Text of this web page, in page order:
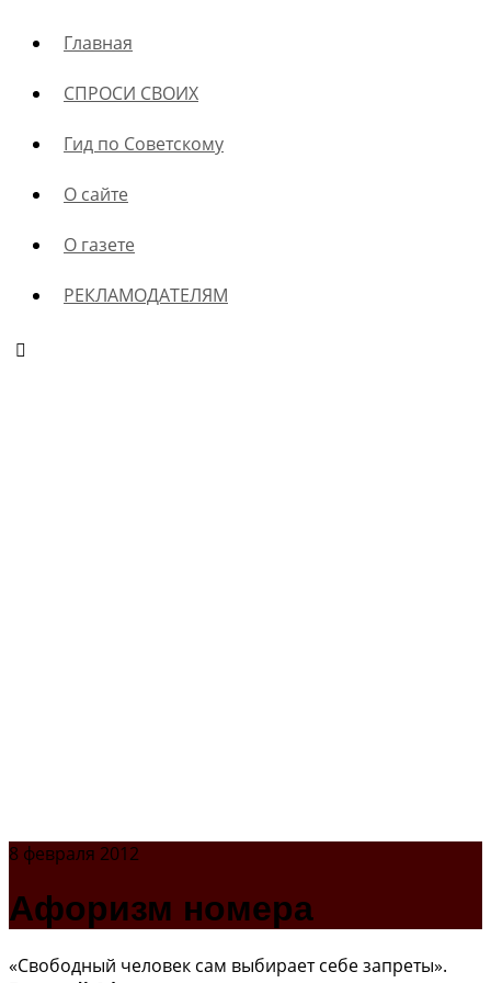
Главная
СПРОСИ СВОИХ
Гид по Советскому
О сайте
О газете
РЕКЛАМОДАТЕЛЯМ
8 февраля 2012
Афоризм номера
«Свободный человек сам выбирает себе запреты».